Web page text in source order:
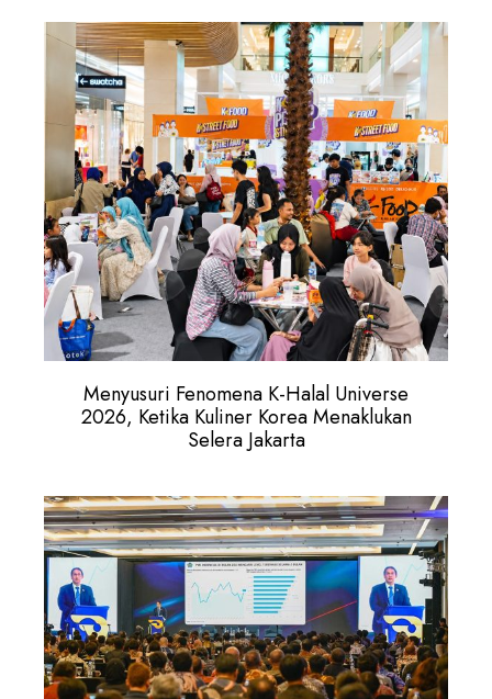
Menyusuri Fenomena K-Halal Universe
2026, Ketika Kuliner Korea Menaklukan
Selera Jakarta